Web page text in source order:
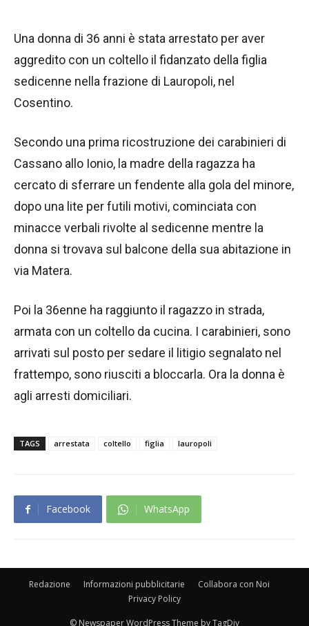
Una donna di 36 anni è stata arrestato per aver
aggredito con un coltello il fidanzato della figlia
sedicenne nella frazione di Lauropoli, nel
Cosentino.
Secondo una prima ricostruzione dei carabinieri di
Cassano allo Ionio, la madre della ragazza ha
cercato di sferrare un fendente alla gola del minore,
dopo una lite per futili motivi, cominciata con
minacce verbali rivolte al sedicenne mentre la
donna si trovava sul balcone della sua abitazione in
via Matera.
Poi la 36enne ha raggiunto il ragazzo in strada,
armata con un coltello da cucina. I carabinieri, sono
arrivati ​​sul posto per sedare il litigio segnalato nel
frattempo, sono riusciti a bloccarla. Ora la donna è
agli arresti domiciliari.
TAGS arrestata coltello figlia lauropoli
Facebook WhatsApp
Redazione Informazioni pubblicitarie
Collabora con Noi
Privacy Policy
© Newspaper WordPress Theme by TagDiv